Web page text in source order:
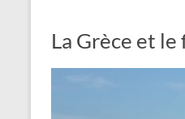
La Grèce et